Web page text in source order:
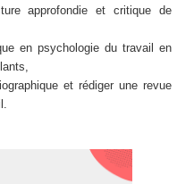
approfondie et critique de
en psychologie du travail en
et rédiger une revue